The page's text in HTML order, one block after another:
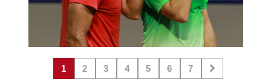
1 2 3 4 5 6 7